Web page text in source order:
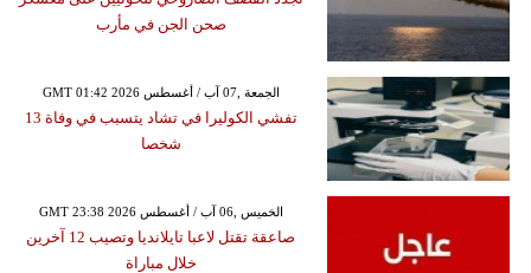
صحن الجن في مأرب
GMT 01:42 2026 الجمعة ,07 آب / أغسطس
تفشي الكوليرا في تشاد يتسبب في وفاة 13
شخصا
GMT 23:38 2026 الخميس ,06 آب / أغسطس
صاعقة تقتل لاعبا تايلانديا وتصيب 12 آخرين
خلال مباراة